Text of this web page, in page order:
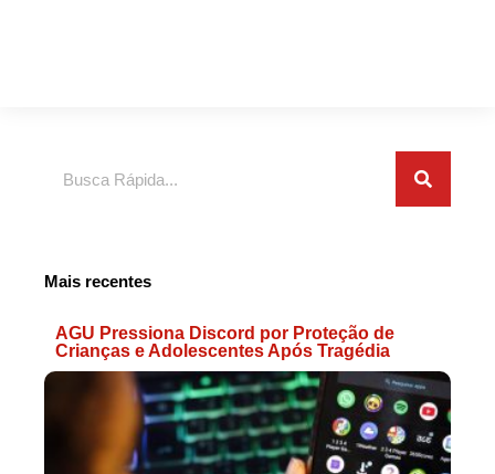
Mais recentes
AGU Pressiona Discord por Proteção de
Crianças e Adolescentes Após Tragédia